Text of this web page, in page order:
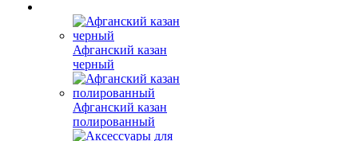
Афганский казан
черный
Афганский казан
полированный